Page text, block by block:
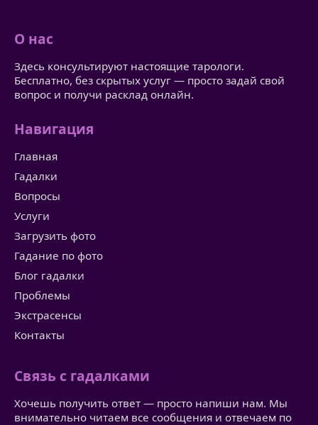
О нас
Здесь консультируют настоящие тарологи.
Бесплатно, без скрытых услуг — просто задай свой
вопрос и получи расклад онлайн.
Навигация
Главная
Гадалки
Вопросы
Услуги
Загрузить фото
Гадание по фото
Блог гадалки
Проблемы
Экстрасенсы
Контакты
Связь с гадалками
Хочешь получить ответ — просто напиши нам. Мы
внимательно читаем все сообщения и отвечаем по